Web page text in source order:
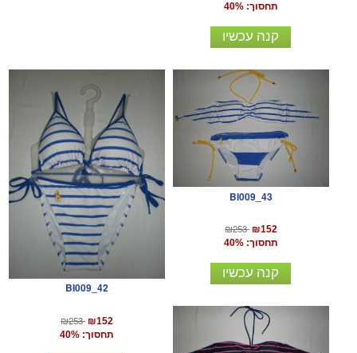
תחסוך: 40%
קנה עכשיו
BI009_42
₪253 ₪152
תחסוך: 40%
BI009_43
₪253 ₪152
תחסוך: 40%
קנה עכשיו